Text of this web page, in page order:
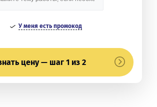
У меня есть промокод
цену — шаг 1 из 2